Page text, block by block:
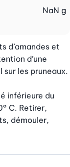
NaN g
d’amandes et
d’une
sur les pruneaux.
inférieure du
C. Retirer,
démouler,